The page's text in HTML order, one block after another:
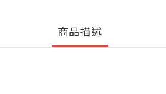
商品描述